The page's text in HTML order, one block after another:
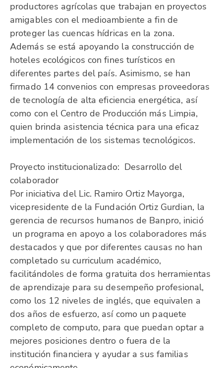
productores agrícolas que trabajan en proyectos
amigables con el medioambiente a fin de
proteger las cuencas hídricas en la zona.
Además se está apoyando la construcción de
hoteles ecológicos con fines turísticos en
diferentes partes del país. Asimismo, se han
firmado 14 convenios con empresas proveedoras
de tecnología de alta eficiencia energética, así
como con el Centro de Producción más Limpia,
quien brinda asistencia técnica para una eficaz
implementación de los sistemas tecnológicos.
Proyecto institucionalizado: Desarrollo del
colaborador
Por iniciativa del Lic. Ramiro Ortiz Mayorga,
vicepresidente de la Fundación Ortiz Gurdian, la
gerencia de recursos humanos de Banpro, inició
un programa en apoyo a los colaboradores más
destacados y que por diferentes causas no han
completado su curriculum académico,
facilitándoles de forma gratuita dos herramientas
de aprendizaje para su desempeño profesional,
como los 12 niveles de inglés, que equivalen a
dos años de esfuerzo, así como un paquete
completo de computo, para que puedan optar a
mejores posiciones dentro o fuera de la
institución financiera y ayudar a sus familias